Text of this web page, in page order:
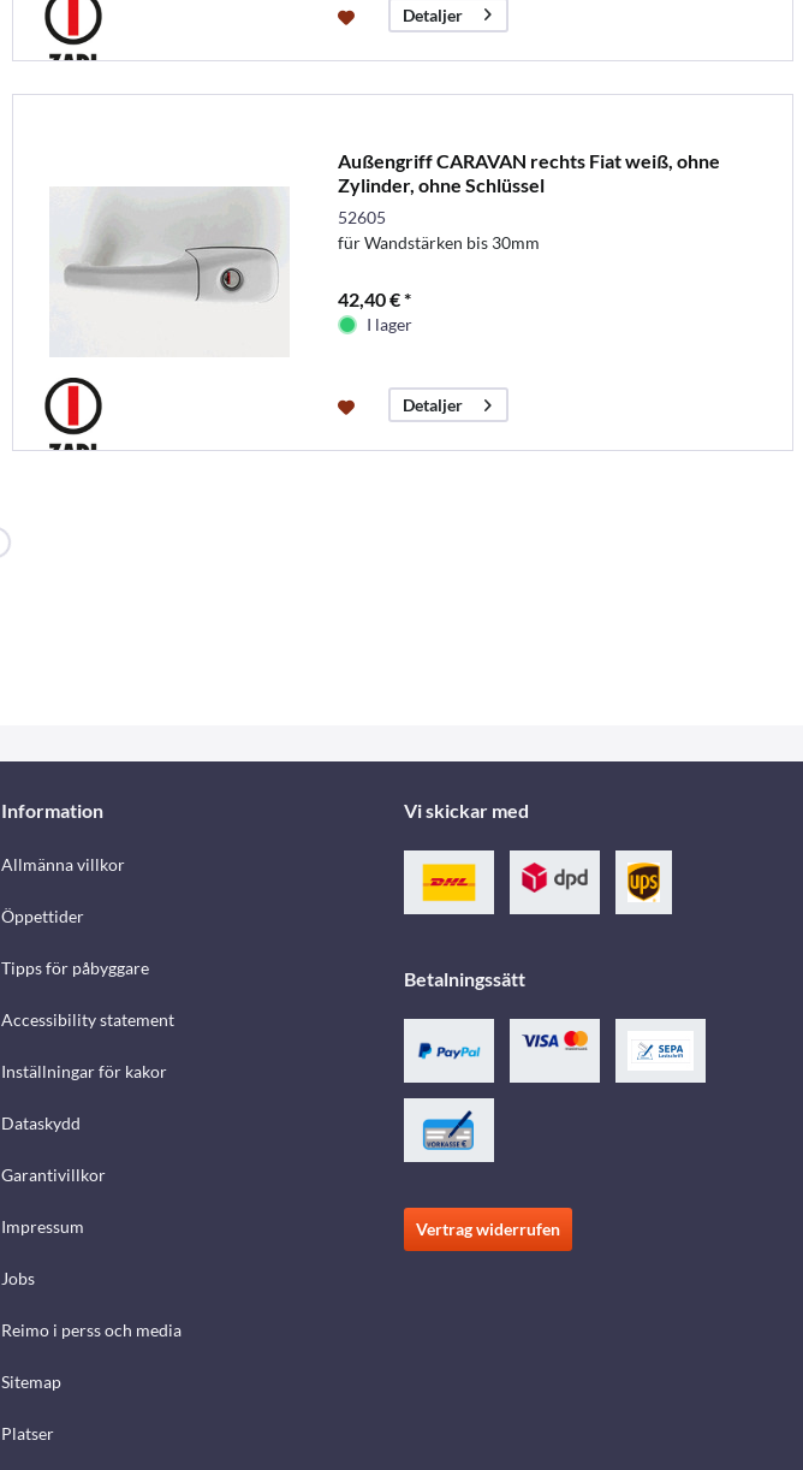
Detaljer
Außengriff CARAVAN rechts Fiat weiß, ohne
Zylinder, ohne Schlüssel
52605
für Wandstärken bis 30mm
42,40 € *
I lager
Detaljer
Information
Allmänna villkor
Öppettider
Tipps för påbyggare
Accessibility statement
Inställningar för kakor
Dataskydd
Garantivillkor
Impressum
Jobs
Reimo i perss och media
Sitemap
Platser
Vi skickar med
Betalningssätt
Vertrag widerrufen